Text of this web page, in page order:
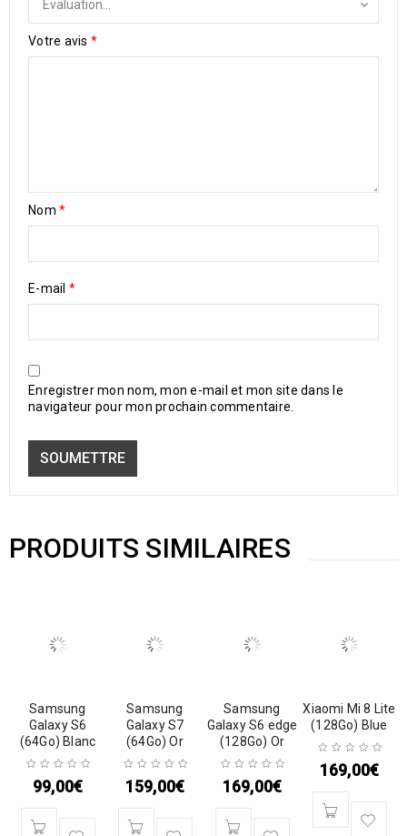
Votre avis *
Nom *
E-mail *
Enregistrer mon nom, mon e-mail et mon site dans le
navigateur pour mon prochain commentaire.
PRODUITS SIMILAIRES
Samsung
Galaxy S6
(64Go) Blanc
99,00€
Samsung
Galaxy S7
(64Go) Or
159,00€
Samsung
Galaxy S6 edge
(128Go) Or
169,00€
Xiaomi Mi 8 Lite
(128Go) Blue
169,00€